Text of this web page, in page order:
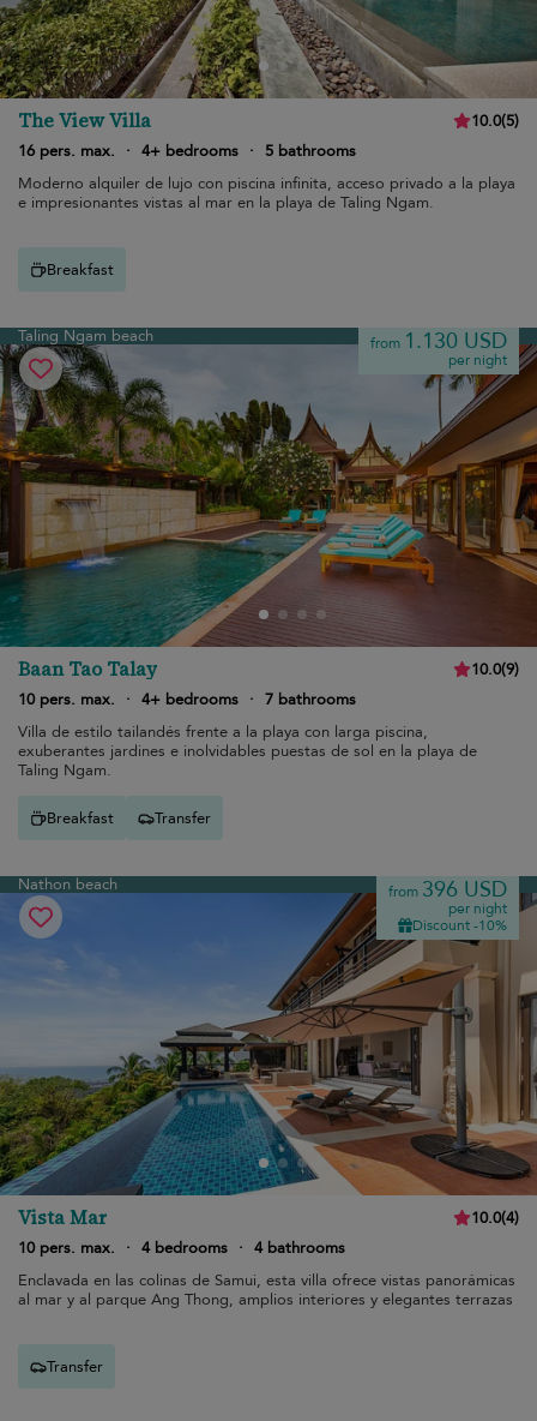
The View Villa 10.0(5)
16 pers. max.
· 4+ bedrooms ·
5 bathrooms
Moderno alquiler de lujo con piscina infinita, acceso privado a la playa
e impresionantes vistas al mar en la playa de Taling Ngam.
Breakfast
Taling Ngam beach from 1.130 USD
per night
Baan Tao Talay 10.0(9)
10 pers. max.
· 4+ bedrooms · 7 bathrooms
Villa de estilo tailandés frente a la playa con larga piscina,
exuberantes jardines e inolvidables puestas de sol en la playa de
Taling Ngam.
Breakfast Transfer
Nathon beach from 396 USD
per night
Discount -10%
Vista Mar 10.0(4)
10 pers. max.
· 4 bedrooms · 4 bathrooms
Enclavada en las colinas de Samui, esta villa ofrece vistas panorámicas
al mar y al parque Ang Thong, amplios interiores y elegantes terrazas
Transfer